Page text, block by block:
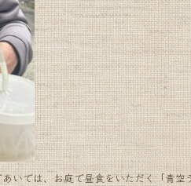
いでは、お庭で昼食をいただく「青空